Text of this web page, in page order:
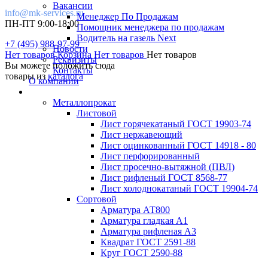
info@mk-services.ru
ПН-ПТ 9:00-18:00
+7 (495) 988-97-99
Нет товаровКорзина Нет товаров Нет товаров
Вы можете положить сюда
товары из каталога
Вакансии
Менеджер По Продажам
Помощник менеджера по продажам
Водитель на газель Next
Новости
Реквизиты
Контакты
О компании
Металлопрокат
Листовой
Лист горячекатаный ГОСТ 19903-74
Лист нержавеющий
Лист оцинкованный ГОСТ 14918 - 80
Лист перфорированный
Лист просечно-вытяжной (ПВЛ)
Лист рифленый ГОСТ 8568-77
Лист холоднокатаный ГОСТ 19904-74
Сортовой
Арматура АТ800
Арматура гладкая А1
Арматура рифленая А3
Квадрат ГОСТ 2591-88
Круг ГОСТ 2590-88